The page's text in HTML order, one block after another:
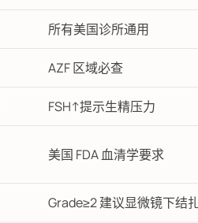
所有美国诊所通用
AZF 区域必查
FSH↑提示生精压力
美国 FDA 血清学要求
Grade≥2 建议显微镜下结